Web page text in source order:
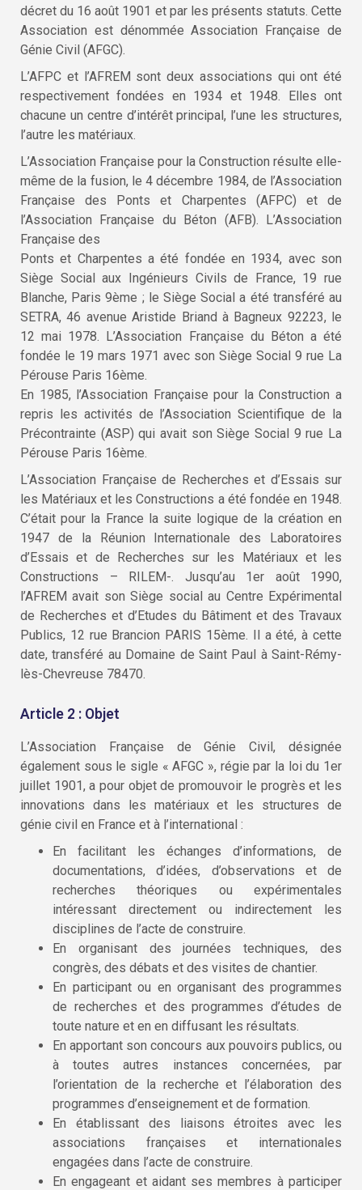
décret du 16 août 1901 et par les présents statuts. Cette
Association est dénommée Association Française de
Génie Civil (AFGC).
L’AFPC et l’AFREM sont deux associations qui ont été
respectivement fondées en 1934 et 1948. Elles ont
chacune un centre d’intérêt principal, l’une les structures,
l’autre les matériaux.
L’Association Française pour la Construction résulte elle-
même de la fusion, le 4 décembre 1984, de l’Association
Française des Ponts et Charpentes (AFPC) et de
l’Association Française du Béton (AFB). L’Association
Française des
Ponts et Charpentes a été fondée en 1934, avec son
Siège Social aux Ingénieurs Civils de France, 19 rue
Blanche, Paris 9ème ; le Siège Social a été transféré au
SETRA, 46 avenue Aristide Briand à Bagneux 92223, le
12 mai 1978. L’Association Française du Béton a été
fondée le 19 mars 1971 avec son Siège Social 9 rue La
Pérouse Paris 16ème.
En 1985, l’Association Française pour la Construction a
repris les activités de l’Association Scientifique de la
Précontrainte (ASP) qui avait son Siège Social 9 rue La
Pérouse Paris 16ème.
L’Association Française de Recherches et d’Essais sur
les Matériaux et les Constructions a été fondée en 1948.
C’était pour la France la suite logique de la création en
1947 de la Réunion Internationale des Laboratoires
d’Essais et de Recherches sur les Matériaux et les
Constructions – RILEM-. Jusqu’au 1er août 1990,
l’AFREM avait son Siège social au Centre Expérimental
de Recherches et d’Etudes du Bâtiment et des Travaux
Publics, 12 rue Brancion PARIS 15ème. Il a été, à cette
date, transféré au Domaine de Saint Paul à Saint-Rémy-
lès-Chevreuse 78470.
Article 2 : Objet
L’Association Française de Génie Civil, désignée
également sous le sigle « AFGC », régie par la loi du 1er
juillet 1901, a pour objet de promouvoir le progrès et les
innovations dans les matériaux et les structures de
génie civil en France et à l’international :
En facilitant les échanges d’informations, de
documentations, d’idées, d’observations et de
recherches théoriques ou expérimentales
intéressant directement ou indirectement les
disciplines de l’acte de construire.
En organisant des journées techniques, des
congrès, des débats et des visites de chantier.
En participant ou en organisant des programmes
de recherches et des programmes d’études de
toute nature et en en diffusant les résultats.
En apportant son concours aux pouvoirs publics, ou
à toutes autres instances concernées, par
l’orientation de la recherche et l’élaboration des
programmes d’enseignement et de formation.
En établissant des liaisons étroites avec les
associations françaises et internationales
engagées dans l’acte de construire.
En engageant et aidant ses membres à participer